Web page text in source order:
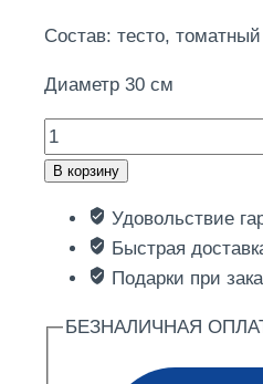
Состав: тесто,
Диаметр 30 см
Количество
товара
Охотничья
В корзину
Удовольствие
Быстрая
Подарки при
БЕЗНАЛИЧНАЯ